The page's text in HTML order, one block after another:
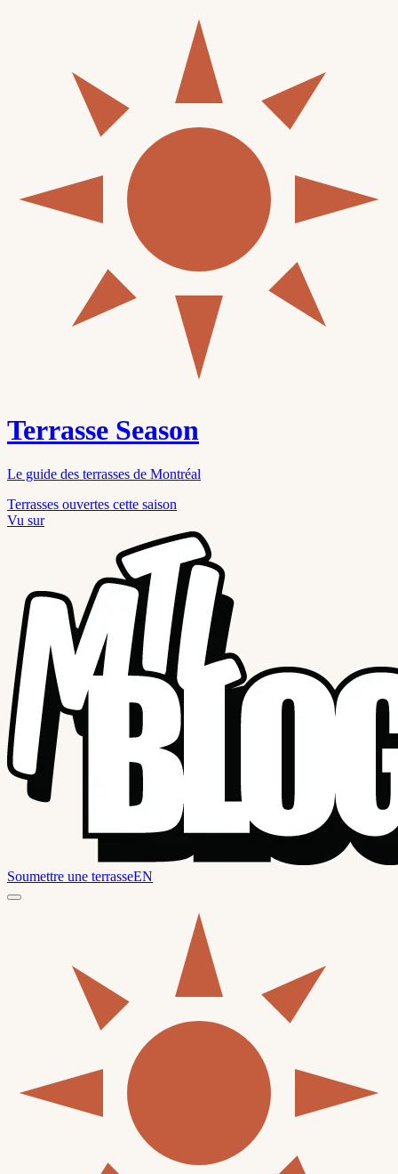
Terrasse Season
Le guide des terrasses de Montréal
Terrasses ouvertes cette saison
Vu sur
Soumettre une terrasseEN